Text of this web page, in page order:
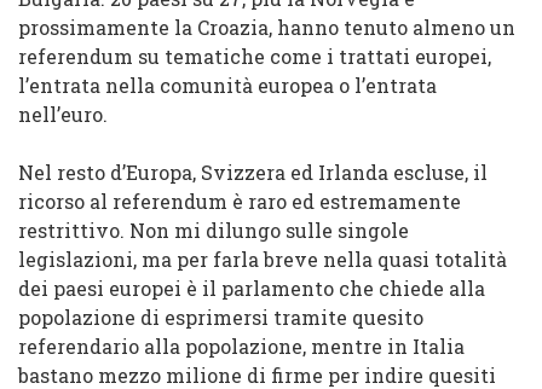
prossimamente la Croazia, hanno tenuto almeno un
referendum su tematiche come i trattati europei,
l’entrata nella comunità europea o l’entrata
nell’euro.
Nel resto d’Europa, Svizzera ed Irlanda escluse, il
ricorso al referendum è raro ed estremamente
restrittivo. Non mi dilungo sulle singole
legislazioni, ma per farla breve nella quasi totalità
dei paesi europei è il parlamento che chiede alla
popolazione di esprimersi tramite quesito
referendario alla popolazione, mentre in Italia
bastano mezzo milione di firme per indire quesiti